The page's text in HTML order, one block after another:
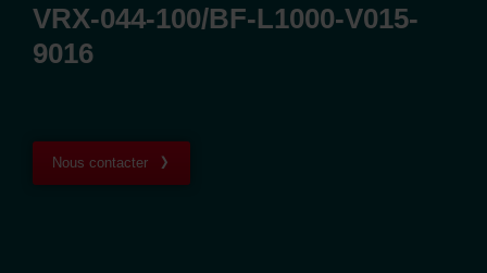
VRX-044-100/BF-L1000-V015-
9016
Nous contacter